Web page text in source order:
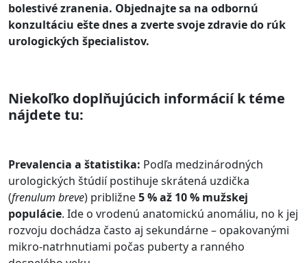
bolestivé zranenia. Objednajte sa na odbornú
konzultáciu ešte dnes a zverte svoje zdravie do rúk
urologických špecialistov.
Niekoľko doplňujúcich informácií k téme
nájdete tu:
Prevalencia a štatistika: Podľa medzinárodných
urologických štúdií postihuje skrátená uzdička
(frenulum breve) približne5 % až 10 % mužskej
populácie. Ide o vrodenú anatomickú anomáliu, no k jej
rozvoju dochádza často aj sekundárne – opakovanými
mikro-natrhnutiami počas puberty a ranného